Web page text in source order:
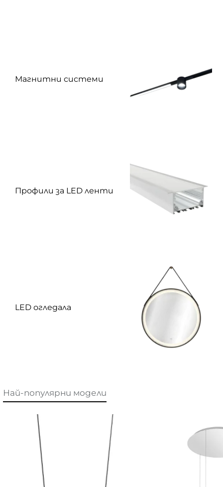
Магнитни системи
Профили за LED ленти
LED огледала
Най-популярни модели